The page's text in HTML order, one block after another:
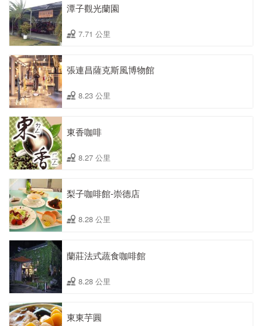
潭子觀光蘭園
7.71 公里
張連昌薩克斯風博物館
8.23 公里
東香咖啡
8.27 公里
梨子咖啡館-崇德店
8.28 公里
蘭莊法式蔬食咖啡館
8.28 公里
東東芋圓